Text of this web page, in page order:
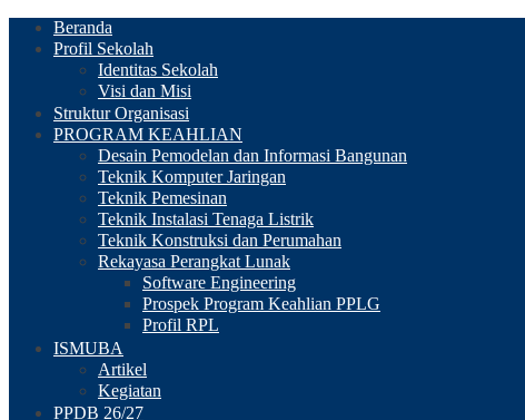
Beranda
Profil Sekolah
Identitas Sekolah
Visi dan Misi
Struktur Organisasi
PROGRAM KEAHLIAN
Desain Pemodelan dan Informasi Bangunan
Teknik Komputer Jaringan
Teknik Pemesinan
Teknik Instalasi Tenaga Listrik
Teknik Konstruksi dan Perumahan
Rekayasa Perangkat Lunak
Software Engineering
Prospek Program Keahlian PPLG
Profil RPL
ISMUBA
Artikel
Kegiatan
PPDB 26/27